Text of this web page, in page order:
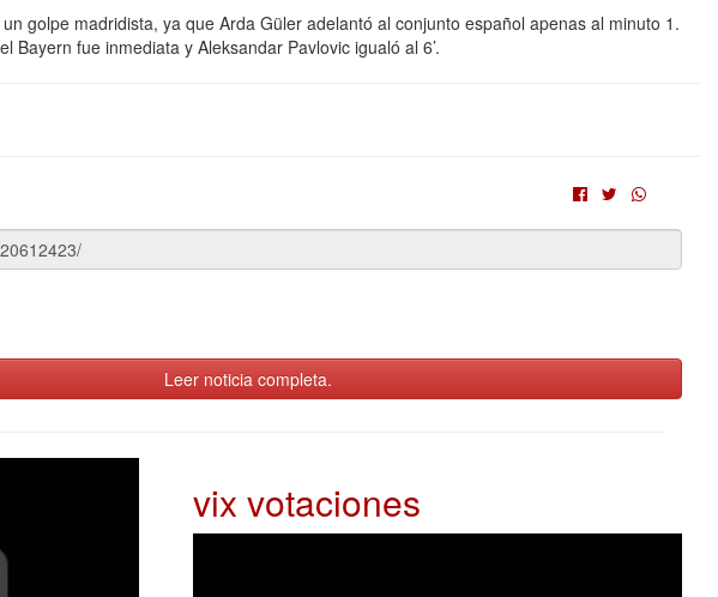
golpe madridista, ya que Arda Güler adelantó al conjunto español apenas al minuto 1.
Bayern fue inmediata y Aleksandar Pavlovic igualó al 6’.
Leer noticia completa.
vix votaciones